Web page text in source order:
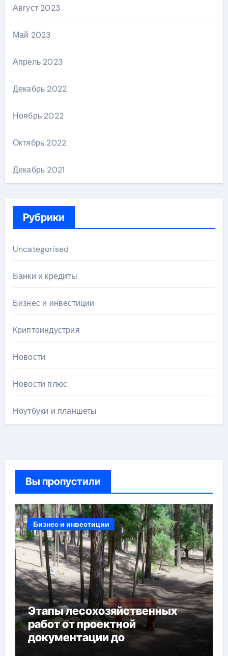
Август 2023
Май 2023
Апрель 2023
Декабрь 2022
Ноябрь 2022
Октябрь 2022
Декабрь 2021
Рубрики
Uncategorised
Банки и кредиты
Бизнес и инвестиции
Криптоиндустрия
Новости
Новости плюс
Ноутбуки и планшеты
Вы пропустили
Бизнес и инвестиции
Этапы лесохозяйственных
работ от проектной
документации до